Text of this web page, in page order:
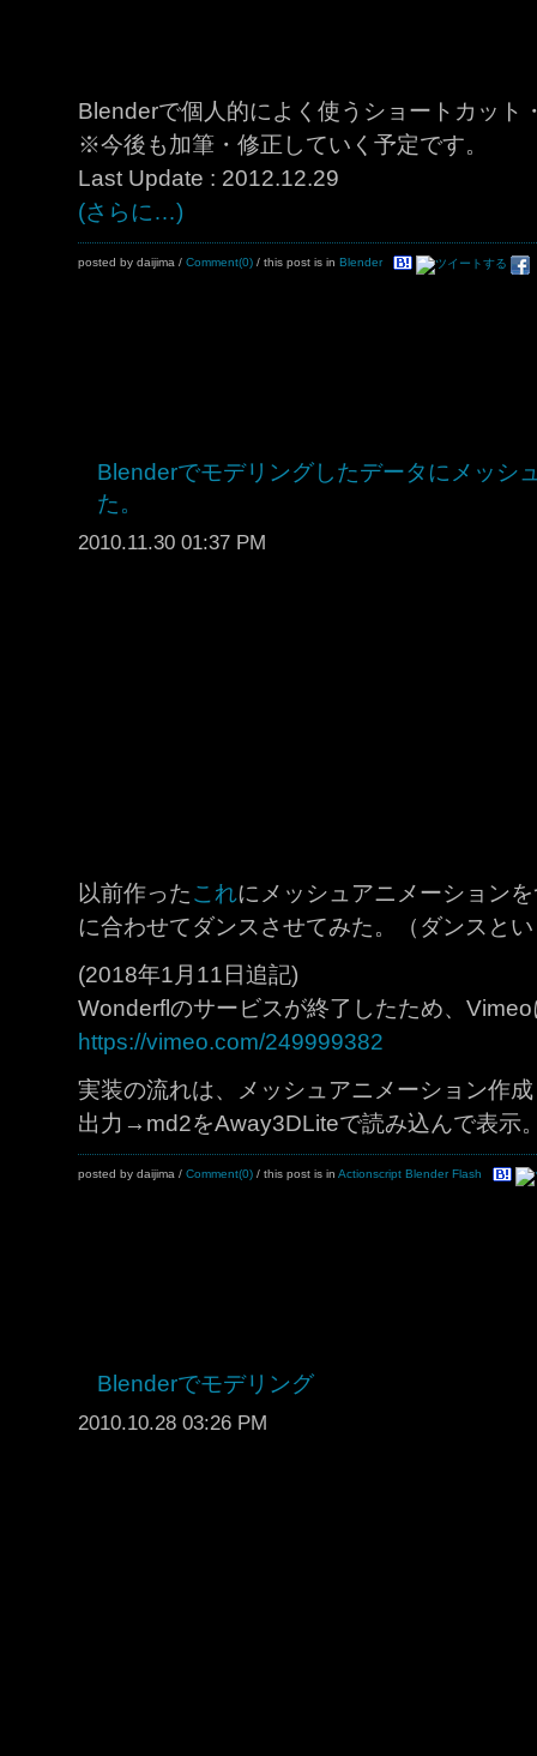
Blenderで個人的によく使うショートカット
※今後も加筆・修正していく予定です。
Last Update : 2012.12.29
(さらに…)
posted by daijima / Comment(0) / this post is in Blender
Blenderでモデリングしたデータにメッシ
た。
2010.11.30 01:37 PM
以前作ったこれにメッシュアニメーション
に合わせてダンスさせてみた。（ダンスと
(2018年1月11日追記)
Wonderflのサービスが終了したため、
https://vimeo.com/249999382
実装の流れは、メッシュアニメーション作
出力→md2をAway3DLiteで読み込んで表示
posted by daijima / Comment(0) / this post is in Actionscript Blender Flash
Blenderでモデリング
2010.10.28 03:26 PM